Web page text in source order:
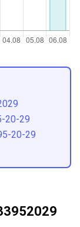
20-29
20-29